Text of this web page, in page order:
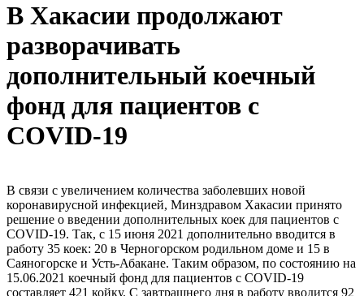
В Хакасии продолжают
разворачивать
дополнительный коечный
фонд для пациентов с
COVID-19
В связи с увеличением количества заболевших новой
коронавирусной инфекцией, Минздравом Хакасии принято
решение о введении дополнительных коек для пациентов с
COVID-19. Так, с 15 июня 2021 дополнительно вводится в
работу 35 коек: 20 в Черногорском родильном доме и 15 в
Саяногорске и Усть-Абакане. Таким образом, по состоянию на
15.06.2021 коечный фонд для пациентов с COVID-19
составляет 421 койку. С завтрашнего дня в работу вводится 92